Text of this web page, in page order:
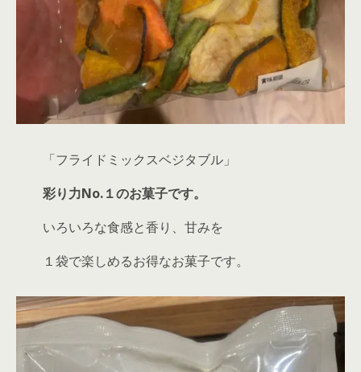
「フライドミックスベジタブル」
彩り力No.１のお菓子です。
いろいろな食感と香り、甘みを
１袋で楽しめるお得なお菓子です。